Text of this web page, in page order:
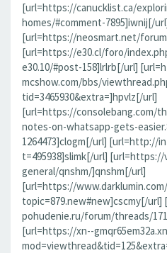
[url=https://canucklist.ca/
homes/#comment-7895]iwnij[/
[url=https://neosmart.net/
[url=https://e30.cl/foro/
e30.10/#post-158]lrlrb[/url]
mcshow.com/bbs/
tid=3465930&extra=]hpvlz[/url]
[url=https://consolebang.com/
notes-on-whatsapp-gets-
1264473]clogm[/url] [url=http://
t=495938]slimk[/url]
general/qnshm/]qnshm[/url]
[url=https://
topic=879.new#new]cscmy[/
pohudenie.ru/forum/threads/
[url=https://xn--